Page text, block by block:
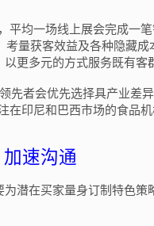
平均一场线上展会完成一
量获客效益及各种隐藏
更多元的方式服务既有客
先者会优先选择具产业差
在印尼和巴西市场的食品
速沟通
潜在买家量身订制特色